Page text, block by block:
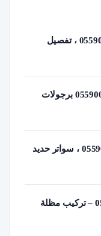
تركيب مظلات قماش الدمام ت: 0559002951 ، تفصيل
تركيب برجولات خشب الدمام ت: 0559002951 برجولات
تركيب سواتر حديد الظهران ت: 0559002951 ، سواتر حديد
مظلات خرانات القطيف ت: 0559002951 – تركيب مظلة